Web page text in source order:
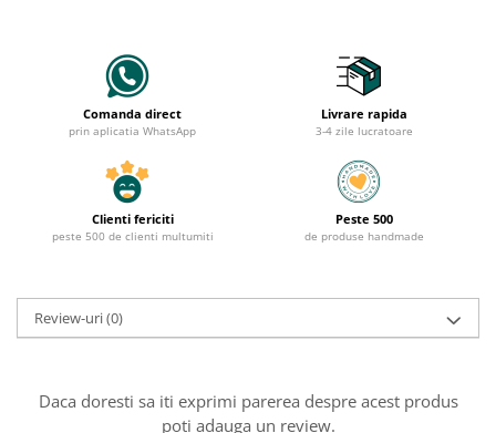
Comanda direct
prin aplicatia WhatsApp
Livrare rapida
3-4 zile lucratoare
Clienti fericiti
peste 500 de clienti multumiti
Peste 500
de produse handmade
Review-uri(0)
Daca doresti sa iti exprimi parerea despre acest produs
poti adauga un review.